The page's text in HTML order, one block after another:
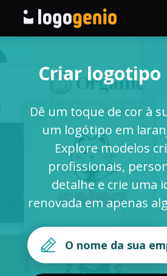
Gerador de logótipos IA
Ideias de logótipos
Produtos impressos
INICIAR
Criar logotipo
Dê um toque de cor à
um logótipo em
Explore modelos
profissionais,
detalhe e crie uma
renovada em apenas